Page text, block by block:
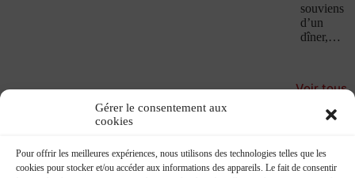
Gérer le consentement aux
cookies
Pour offrir les meilleures expériences, nous utilisons des technologies telles que les
cookies pour stocker et/ou accéder aux informations des appareils. Le fait de consentir
souviens
d’un
dîner,…
Voir tous
Confesse